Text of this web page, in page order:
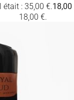
était : 35,00 €.18,00
18,00 €.